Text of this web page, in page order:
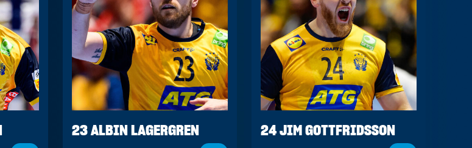
23 ALBIN LAGERGREN
24 JIM GOTTFRIDSSON